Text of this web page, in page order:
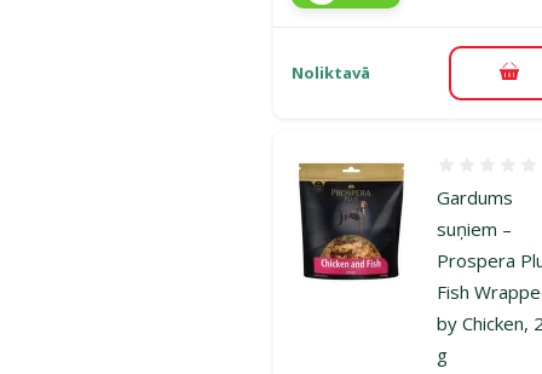
Noliktavā
Gardums
suņiem –
Prospera
Fish
by Chicken,
g